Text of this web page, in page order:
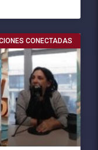
CONECTADAS